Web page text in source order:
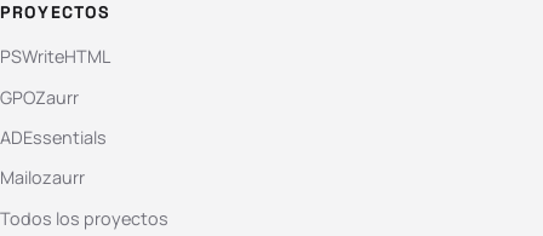
PROYECTOS
PSWriteHTML
GPOZaurr
ADEssentials
Mailozaurr
Todos los proyectos